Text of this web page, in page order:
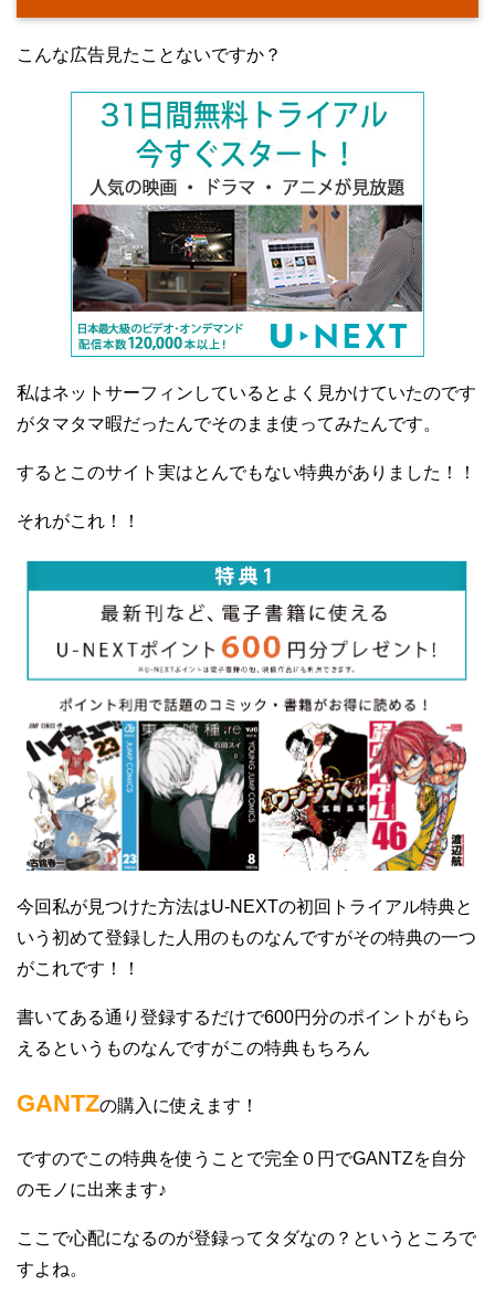
こんな広告見たことないですか？
私はネットサーフィンしているとよく見かけていたのです
がタマタマ暇だったんでそのまま使ってみたんです。
するとこのサイト実はとんでもない特典がありました！！
それがこれ！！
今回私が見つけた方法はU-NEXTの初回トライアル特典と
いう初めて登録した人用のものなんですがその特典の一つ
がこれです！！
書いてある通り登録するだけで600円分のポイントがもら
えるというものなんですがこの特典もちろん
GANTZの購入に使えます！
ですのでこの特典を使うことで完全０円でGANTZを自分
のモノに出来ます♪
ここで心配になるのが登録ってタダなの？というところで
すよね。